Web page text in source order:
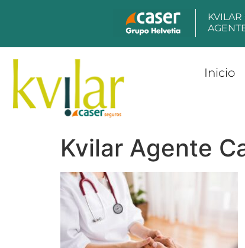
KVILAR
Inicio
Kvilar Agente